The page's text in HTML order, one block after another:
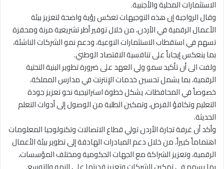
الاستثمارات المحلية والأجنبية.
وقال الرواجبة إن هذه التوجيهات تعكس رؤية واضحة لتعزيز بيئة
الأعمال الرقمية في الأردن، من خلال توفير أطر تشريعية مرنة ومحفزة
تسهم في استقطاب الاستثمارات النوعية، ودعم نمو الشركات الناشئة،
بما ينعكس إيجاباً على تنافسية الاقتصاد الوطني.
ولفت الى أن تأكيد سمو ولي العهد على ضرورة تطوير البنية التحتية
الرقمية، بما يشمل تحسين خدمات الإنترنت في مدارس المملكة،
خصوصاً في المحافظات، يشكل خطوة استراتيجية نحو تعزيز جودة
التعليم وتكافؤ الفرص، وتمكين الطلبة من الوصول إلى أدوات التعلم
الحديثة.
وأكد أن غرفة تجارة الأردن تولي قطاع الاتصالات وتكنولوجيا المعلومات
اهتماماً كبيراً، من خلال دعم المبادرات الهادفة إلى تطوير بيئة الأعمال
الرقمية، وتعزيز الشراكة مع الجهات الحكومية ومختلف المؤسسات،